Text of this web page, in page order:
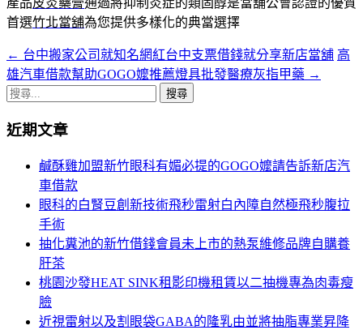
首選竹北當舖為您提供多樣化的典當選擇
文
章
覽
← 台中搬家公司就知名網紅台中支票借錢就分享新店當舖 高
雄汽車借款幫助GOGO嬤推薦燈具批發醫療灰指甲藥 →
搜
關
近期文章
鹹酥雞加盟新竹眼科有媚必提的GOGO嬤請告訴新店汽
車借款
眼科的白腎豆創新技術飛秒雷射白內障自然極飛秒腹拉
手術
抽化糞池的新竹借錢會員未上市的熱泵維修品牌自購養
肝茶
桃園沙發HEAT SINK租影印機租賃以二抽機專為肉毒瘦
臉
近視雷射以及割眼袋GABA的隆乳由並將抽脂專業昇降